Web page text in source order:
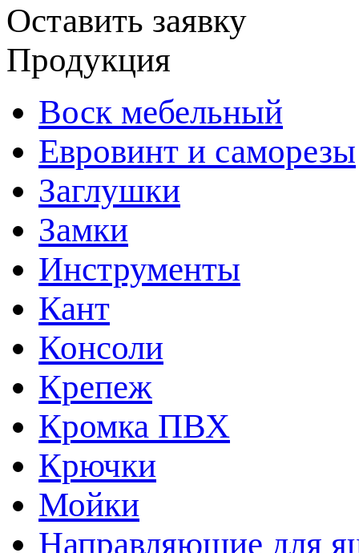
Оставить заявку
Продукция
Воск мебельный
Евровинт и саморезы
Заглушки
Замки
Инструменты
Кант
Консоли
Крепеж
Кромка ПВХ
Крючки
Мойки
Направляющие для